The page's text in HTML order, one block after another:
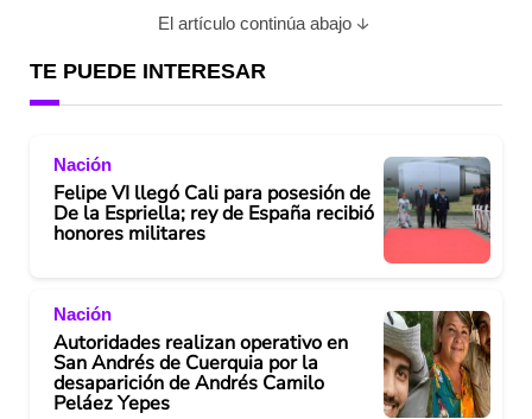
El artículo continúa abajo
TE PUEDE INTERESAR
Nación
Felipe VI llegó Cali para posesión de
De la Espriella; rey de España recibió
honores militares
Nación
Autoridades realizan operativo en
San Andrés de Cuerquia por la
desaparición de Andrés Camilo
Peláez Yepes